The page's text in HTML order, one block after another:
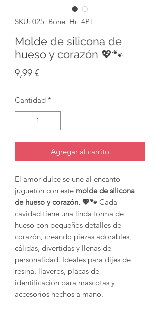
SKU: 025_Bone_Hr_4PT
Molde de silicona de
hueso y corazón 💖🐾
9,99 €Precio
Cantidad *
Agregar al carrito
El amor dulce se une al encanto
juguetón con este molde de silicona
de hueso y corazón. 💖🐾 Cada
cavidad tiene una linda forma de
hueso con pequeños detalles de
corazón, creando piezas adorables,
cálidas, divertidas y llenas de
personalidad. Ideales para dijes de
resina, llaveros, placas de
identificación para mascotas y
accesorios hechos a mano.